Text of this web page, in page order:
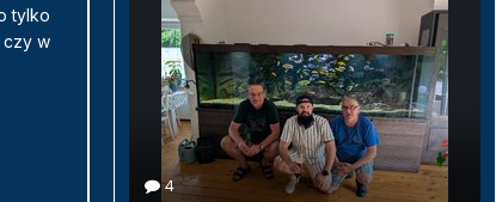
tylko
czy w
4